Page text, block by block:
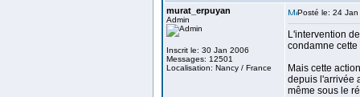
murat_erpuyan
Admin
Inscrit le: 30 Jan 2006
Messages: 12501
Localisation: Nancy / France
Posté le: 24
L'intervention
condamne
Mais cette
depuis l'arrivée
même sous le